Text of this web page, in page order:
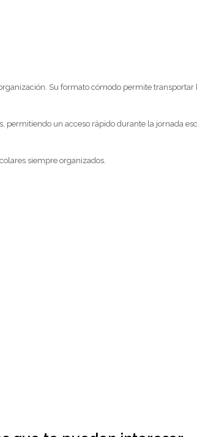
Su formato cómodo permite
un acceso rápido durante la jornada
siempre organizados.